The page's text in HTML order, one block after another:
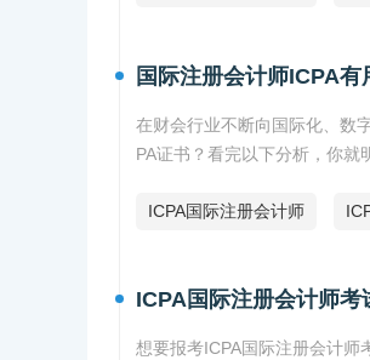
国际注册会计师ICPA
在财会行业不断向国际化、数
PA证书？看完以下分析，你就
ICPA国际注册会计师
ICPA国际注册会计师
想要报考ICPA国际注册会计师